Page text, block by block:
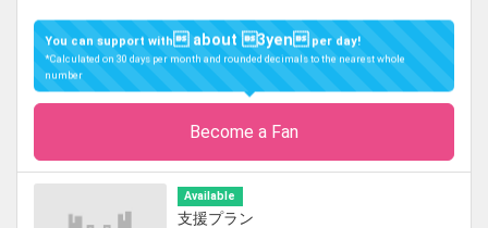
You can support with about 3yenper day!
*Calculated on 30 days per month and rounded decimals to the nearest whole
number
Become a Fan
Available
支援プラン